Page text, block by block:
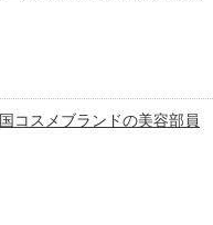
コスメブランドの美容部員